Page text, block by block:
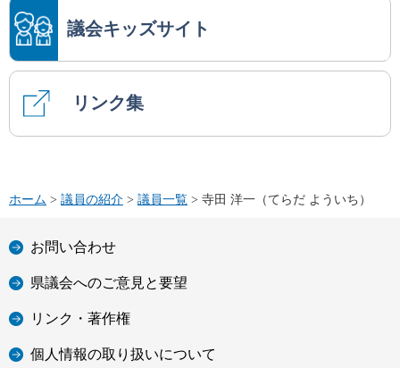
議会キッズサイト
リンク集
ホーム > 議員の紹介 > 議員一覧 > 寺田 洋一（てらだ よういち）
お問い合わせ
県議会へのご意見と要望
リンク・著作権
個人情報の取り扱いについて